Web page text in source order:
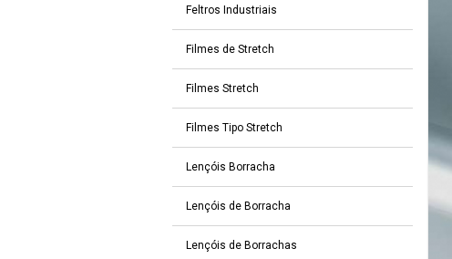
Feltros Industriais
Filmes de Stretch
Filmes Stretch
Filmes Tipo Stretch
Lençóis Borracha
Lençóis de Borracha
Lençóis de Borrachas